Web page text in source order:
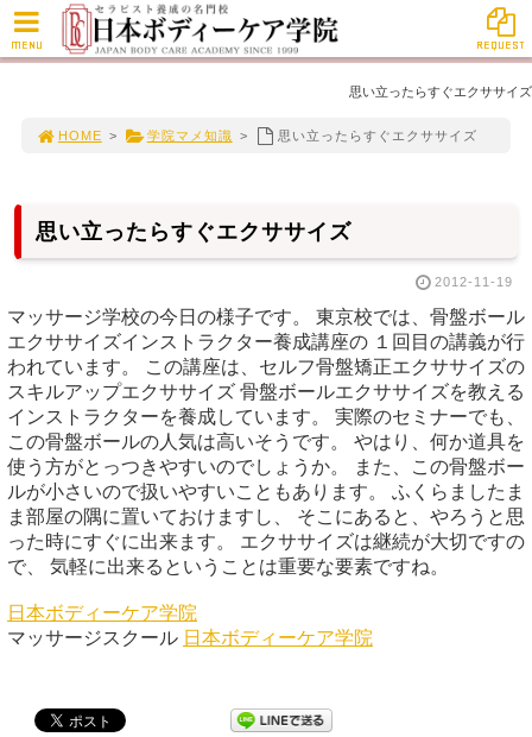
思い立ったらすぐエクササイズ
HOME > 学院マメ知識 > 思い立ったらすぐエクササイズ
思い立ったらすぐエクササイズ
2012-11-19
マッサージ学校の今日の様子です。 東京校では、骨盤ボール
エクササイズインストラクター養成講座の １回目の講義が行
われています。 この講座は、セルフ骨盤矯正エクササイズの
スキルアップエクササイズ 骨盤ボールエクササイズを教える
インストラクターを養成しています。 実際のセミナーでも、
この骨盤ボールの人気は高いそうです。 やはり、何か道具を
使う方がとっつきやすいのでしょうか。 また、この骨盤ボー
ルが小さいので扱いやすいこともあります。 ふくらましたま
ま部屋の隅に置いておけますし、 そこにあると、やろうと思
った時にすぐに出来ます。 エクササイズは継続が大切ですの
で、 気軽に出来るということは重要な要素ですね。
日本ボディーケア学院
マッサージスクール 日本ボディーケア学院
MENU REQUEST